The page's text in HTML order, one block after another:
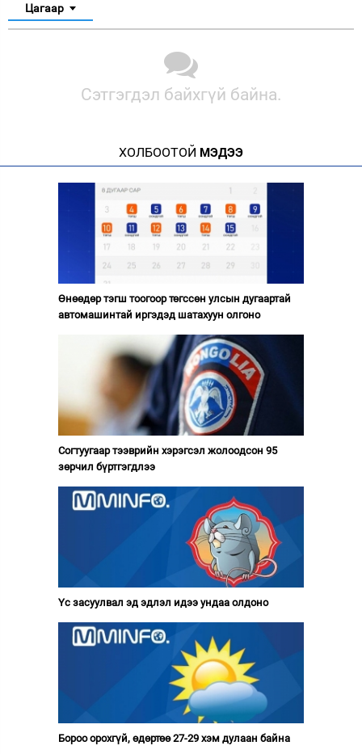
Цагаар
Сэтгэгдэл байхгүй байна.
ХОЛБООТОЙ МЭДЭЭ
Өнөөдөр тэгш тоогоор төгссөн улсын дугаартай
автомашинтай иргэдэд шатахуун олгоно
Согтуугаар тээврийн хэрэгсэл жолоодсон 95
зөрчил бүртгэгдлээ
Үс засуулвал эд эдлэл идээ ундаа олдоно
Бороо орохгүй, өдөртөө 27-29 хэм дулаан байна